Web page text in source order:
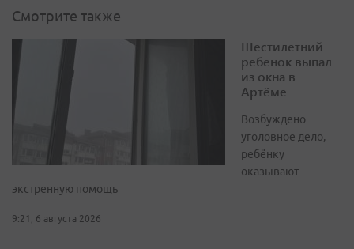
Смотрите также
Шестилетний
ребенок выпал
из окна в
Артёме
Возбуждено
уголовное дело,
ребёнку
оказывают
экстренную помощь
9:21, 6 августа 2026